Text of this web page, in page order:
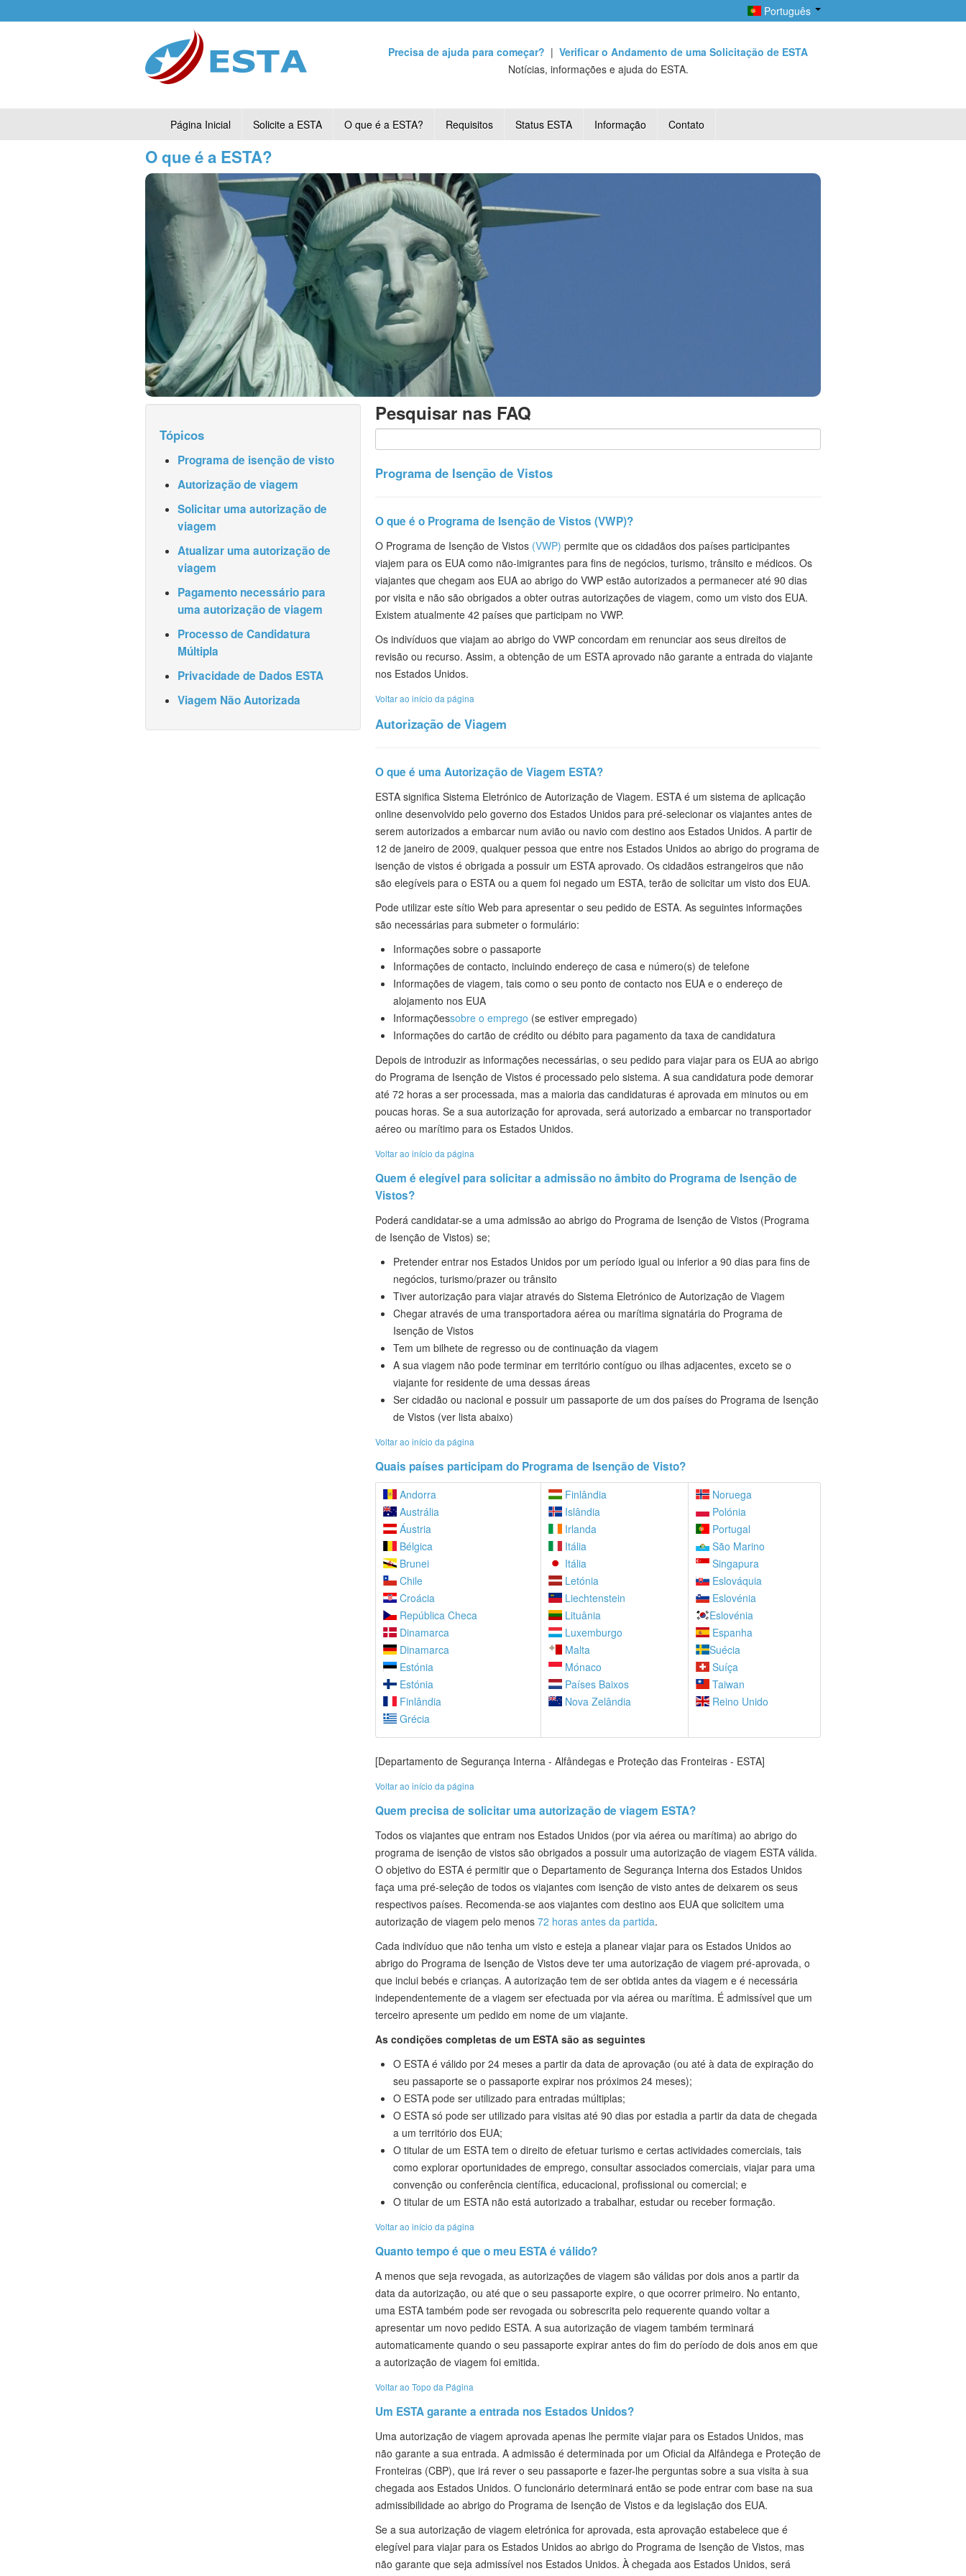
Português
Precisa de ajuda para começar? | Verificar o Andamento de uma Solicitação de ESTA
Notícias, informações e ajuda do ESTA.
Página Inicial Solicite a ESTA O que é a ESTA? Requisitos Status ESTA Informação Contato
O que é a ESTA?
Tópicos
Programa de isenção de visto
Autorização de viagem
Solicitar uma autorização de
viagem
Atualizar uma autorização de
viagem
Pagamento necessário para
uma autorização de viagem
Processo de Candidatura
Múltipla
Privacidade de Dados ESTA
Viagem Não Autorizada
Pesquisar nas FAQ
Programa de Isenção de Vistos
O que é o Programa de Isenção de Vistos (VWP)?
O Programa de Isenção de Vistos (VWP) permite que os cidadãos dos países participantes
viajem para os EUA como não-imigrantes para fins de negócios, turismo, trânsito e médicos. Os
viajantes que chegam aos EUA ao abrigo do VWP estão autorizados a permanecer até 90 dias
por visita e não são obrigados a obter outras autorizações de viagem, como um visto dos EUA.
Existem atualmente 42 países que participam no VWP.
Os indivíduos que viajam ao abrigo do VWP concordam em renunciar aos seus direitos de
revisão ou recurso. Assim, a obtenção de um ESTA aprovado não garante a entrada do viajante
nos Estados Unidos.
Voltar ao início da página
Autorização de Viagem
O que é uma Autorização de Viagem ESTA?
ESTA significa Sistema Eletrónico de Autorização de Viagem. ESTA é um sistema de aplicação
online desenvolvido pelo governo dos Estados Unidos para pré-selecionar os viajantes antes de
serem autorizados a embarcar num avião ou navio com destino aos Estados Unidos. A partir de
12 de janeiro de 2009, qualquer pessoa que entre nos Estados Unidos ao abrigo do programa de
isenção de vistos é obrigada a possuir um ESTA aprovado. Os cidadãos estrangeiros que não
são elegíveis para o ESTA ou a quem foi negado um ESTA, terão de solicitar um visto dos EUA.
Pode utilizar este sítio Web para apresentar o seu pedido de ESTA. As seguintes informações
são necessárias para submeter o formulário:
Informações sobre o passaporte
Informações de contacto, incluindo endereço de casa e número(s) de telefone
Informações de viagem, tais como o seu ponto de contacto nos EUA e o endereço de
alojamento nos EUA
Informaçõessobre o emprego (se estiver empregado)
Informações do cartão de crédito ou débito para pagamento da taxa de candidatura
Depois de introduzir as informações necessárias, o seu pedido para viajar para os EUA ao abrigo
do Programa de Isenção de Vistos é processado pelo sistema. A sua candidatura pode demorar
até 72 horas a ser processada, mas a maioria das candidaturas é aprovada em minutos ou em
poucas horas. Se a sua autorização for aprovada, será autorizado a embarcar no transportador
aéreo ou marítimo para os Estados Unidos.
Voltar ao início da página
Quem é elegível para solicitar a admissão no âmbito do Programa de Isenção de
Vistos?
Poderá candidatar-se a uma admissão ao abrigo do Programa de Isenção de Vistos (Programa
de Isenção de Vistos) se;
Pretender entrar nos Estados Unidos por um período igual ou inferior a 90 dias para fins de
negócios, turismo/prazer ou trânsito
Tiver autorização para viajar através do Sistema Eletrónico de Autorização de Viagem
Chegar através de uma transportadora aérea ou marítima signatária do Programa de
Isenção de Vistos
Tem um bilhete de regresso ou de continuação da viagem
A sua viagem não pode terminar em território contíguo ou ilhas adjacentes, exceto se o
viajante for residente de uma dessas áreas
Ser cidadão ou nacional e possuir um passaporte de um dos países do Programa de Isenção
de Vistos (ver lista abaixo)
Voltar ao início da página
Quais países participam do Programa de Isenção de Visto?
Andorra
Austrália
Áustria
Bélgica
Brunei
Chile
Croácia
República Checa
Dinamarca
Dinamarca
Estónia
Estónia
Finlândia
Grécia
Finlândia
Islândia
Irlanda
Itália
Itália
Letónia
Liechtenstein
Lituânia
Luxemburgo
Malta
Mónaco
Países Baixos
Nova Zelândia
Noruega
Polónia
Portugal
São Marino
Singapura
Eslováquia
Eslovénia
Eslovénia
Espanha
Suécia
Suíça
Taiwan
Reino Unido
[Departamento de Segurança Interna - Alfândegas e Proteção das Fronteiras - ESTA]
Voltar ao início da página
Quem precisa de solicitar uma autorização de viagem ESTA?
Todos os viajantes que entram nos Estados Unidos (por via aérea ou marítima) ao abrigo do
programa de isenção de vistos são obrigados a possuir uma autorização de viagem ESTA válida.
O objetivo do ESTA é permitir que o Departamento de Segurança Interna dos Estados Unidos
faça uma pré-seleção de todos os viajantes com isenção de visto antes de deixarem os seus
respectivos países. Recomenda-se aos viajantes com destino aos EUA que solicitem uma
autorização de viagem pelo menos 72 horas antes da partida.
Cada indivíduo que não tenha um visto e esteja a planear viajar para os Estados Unidos ao
abrigo do Programa de Isenção de Vistos deve ter uma autorização de viagem pré-aprovada, o
que inclui bebés e crianças. A autorização tem de ser obtida antes da viagem e é necessária
independentemente de a viagem ser efectuada por via aérea ou marítima. É admissível que um
terceiro apresente um pedido em nome de um viajante.
As condições completas de um ESTA são as seguintes
O ESTA é válido por 24 meses a partir da data de aprovação (ou até à data de expiração do
seu passaporte se o passaporte expirar nos próximos 24 meses);
O ESTA pode ser utilizado para entradas múltiplas;
O ESTA só pode ser utilizado para visitas até 90 dias por estadia a partir da data de chegada
a um território dos EUA;
O titular de um ESTA tem o direito de efetuar turismo e certas actividades comerciais, tais
como explorar oportunidades de emprego, consultar associados comerciais, viajar para uma
convenção ou conferência científica, educacional, profissional ou comercial; e
O titular de um ESTA não está autorizado a trabalhar, estudar ou receber formação.
Voltar ao início da página
Quanto tempo é que o meu ESTA é válido?
A menos que seja revogada, as autorizações de viagem são válidas por dois anos a partir da
data da autorização, ou até que o seu passaporte expire, o que ocorrer primeiro. No entanto,
uma ESTA também pode ser revogada ou sobrescrita pelo requerente quando voltar a
apresentar um novo pedido ESTA. A sua autorização de viagem também terminará
automaticamente quando o seu passaporte expirar antes do fim do período de dois anos em que
a autorização de viagem foi emitida.
Voltar ao Topo da Página
Um ESTA garante a entrada nos Estados Unidos?
Uma autorização de viagem aprovada apenas lhe permite viajar para os Estados Unidos, mas
não garante a sua entrada. A admissão é determinada por um Oficial da Alfândega e Proteção de
Fronteiras (CBP), que irá rever o seu passaporte e fazer-lhe perguntas sobre a sua visita à sua
chegada aos Estados Unidos. O funcionário determinará então se pode entrar com base na sua
admissibilidade ao abrigo do Programa de Isenção de Vistos e da legislação dos EUA.
Se a sua autorização de viagem eletrónica for aprovada, esta aprovação estabelece que é
elegível para viajar para os Estados Unidos ao abrigo do Programa de Isenção de Vistos, mas
não garante que seja admissível nos Estados Unidos. À chegada aos Estados Unidos, será